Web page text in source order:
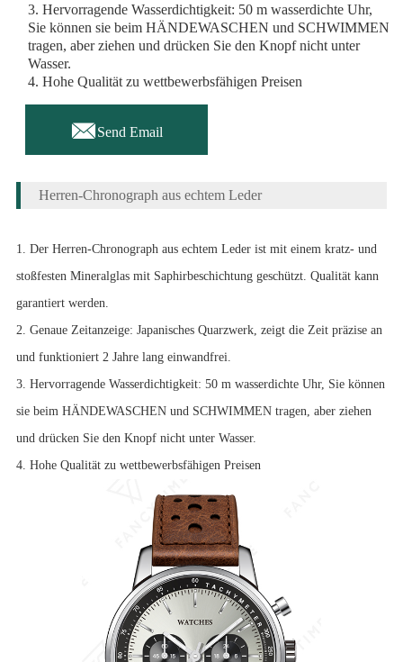
3. Hervorragende Wasserdichtigkeit: 50 m wasserdichte Uhr,
Sie können sie beim HÄNDEWASCHEN und SCHWIMMEN
tragen, aber ziehen und drücken Sie den Knopf nicht unter
Wasser.
4. Hohe Qualität zu wettbewerbsfähigen Preisen
Send Email
Herren-Chronograph aus echtem Leder
1. Der Herren-Chronograph aus echtem Leder ist mit einem kratz- und
stoßfesten Mineralglas mit Saphirbeschichtung geschützt. Qualität kann
garantiert werden.
2. Genaue Zeitanzeige: Japanisches Quarzwerk, zeigt die Zeit präzise an
und funktioniert 2 Jahre lang einwandfrei.
3. Hervorragende Wasserdichtigkeit: 50 m wasserdichte Uhr, Sie können
sie beim HÄNDEWASCHEN und SCHWIMMEN tragen, aber ziehen
und drücken Sie den Knopf nicht unter Wasser.
4. Hohe Qualität zu wettbewerbsfähigen Preisen